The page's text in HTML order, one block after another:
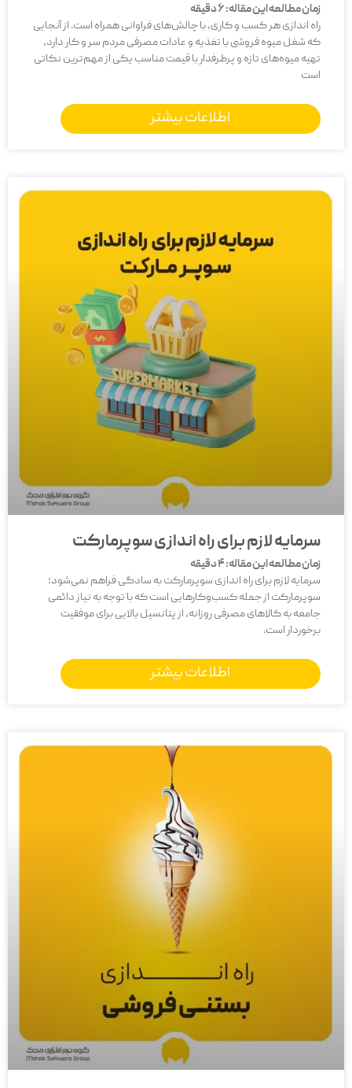
زمان مطالعه این مقاله:6دقیقه
راه اندازی هر کسب و کاری، با چالش‌‎های فراوانی همراه است. از آنجایی
که شغل میوه فروشی با تغذیه و عادات مصرفی مردم سر و کار دارد،
تهیه میوه‌های تازه و پرطرفدار با قیمت مناسب یکی از مهم‌ترین نکاتی
است
اطلاعات بیشتر
سرمایه لازم برای راه اندازی سوپرمارکت
زمان مطالعه این مقاله:4دقیقه
سرمایه لازم برای راه اندازی سوپرمارکت به سادگی فراهم نمی‌شود؛
سوپرمارکت از جمله کسب‌وکارهایی است که با توجه به نیاز دائمی
جامعه به کالاهای مصرفی روزانه، از پتانسیل بالایی برای موفقیت
برخوردار است.
اطلاعات بیشتر